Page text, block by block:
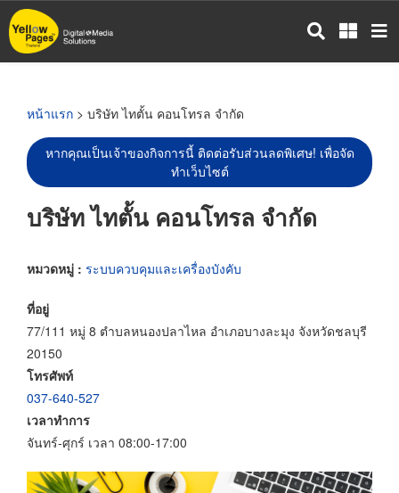
ข้าม
ไป
หน้าแรก > บริษัท ไทตั้น คอนโทรล จำกัด
หากคุณเป็นเจ้าของกิจการนี้ ติดต่อรับส่วนลดพิเศษ! เพื่อจัด
ทำเว็บไซต์
บริษัท ไทตั้น คอนโทรล จำกัด
หมวดหมู่ : ระบบควบคุมและเครื่องบังคับ
ที่อยู่
77/111 หมู่ 8 ตำบลหนองปลาไหล อำเภอบางละมุง จังหวัดชลบุรี
20150
โทรศัพท์
037-640-527
เวลาทำการ
จันทร์-ศุกร์ เวลา 08:00-17:00